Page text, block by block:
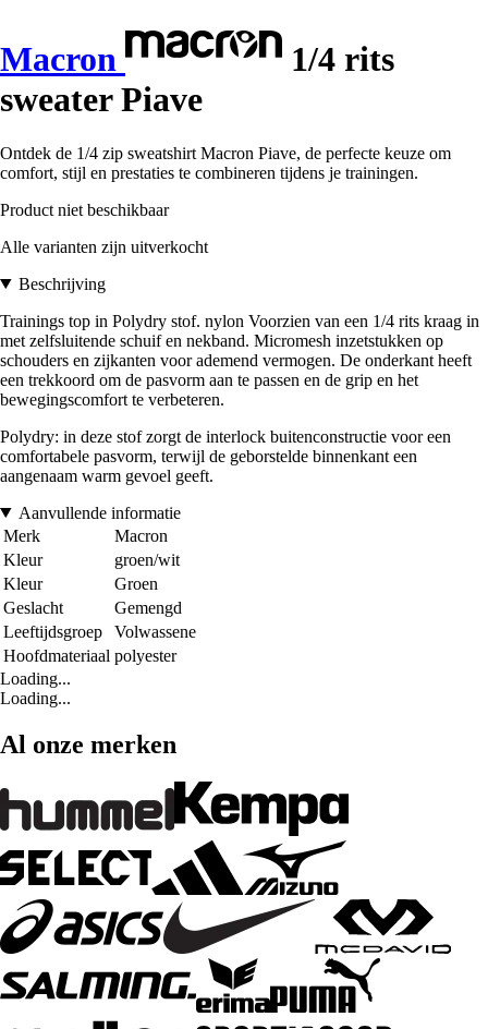
Macron
1/4 rits
sweater Piave
Ontdek de 1/4 zip sweatshirt Macron Piave, de perfecte keuze om
comfort, stijl en prestaties te combineren tijdens je trainingen.
Product niet beschikbaar
Alle varianten zijn uitverkocht
Beschrijving
Trainings top in Polydry stof. nylon Voorzien van een 1/4 rits kraag in
met zelfsluitende schuif en nekband. Micromesh inzetstukken op
schouders en zijkanten voor ademend vermogen. De onderkant heeft
een trekkoord om de pasvorm aan te passen en de grip en het
bewegingscomfort te verbeteren.
Polydry: in deze stof zorgt de interlock buitenconstructie voor een
comfortabele pasvorm, terwijl de geborstelde binnenkant een
aangenaam warm gevoel geeft.
Aanvullende informatie
Merk
Macron
Kleur
groen/wit
Kleur
Groen
Geslacht
Gemengd
Leeftijdsgroep
Volwassene
Hoofdmateriaal polyester
Loading...
Loading...
Al onze merken